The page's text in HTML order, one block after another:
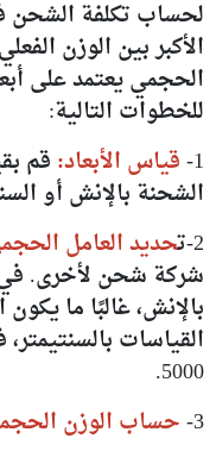
الأكبر بين الوزن
الحجمي يعتمد على
للخطوات التالية:
1- قياس الأبعاد: قم
الشحنة بالإنش أو
2-ت حديد العامل
القياسات
5000.
3- حساب الوزن